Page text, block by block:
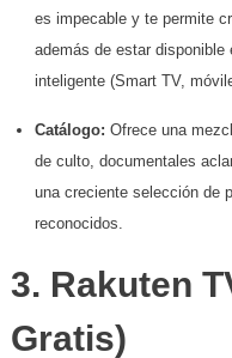
es impecable y te permite
además de estar
inteligente (Smart TV,
Catálogo: Ofrece una
de culto, documentales
una creciente selección de
reconocidos.
​3. Rakuten
Gratis)